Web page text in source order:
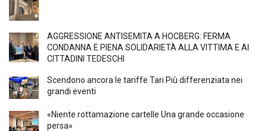
AGGRESSIONE ANTISEMITA A HÖCBERG: FERMA
CONDANNA E PIENA SOLIDARIETÀ ALLA VITTIMA E AI
CITTADINI TEDESCHI
Scendono ancora le tariffe Tari Più differenziata nei
grandi eventi
«Niente rottamazione cartelle Una grande occasione
persa»